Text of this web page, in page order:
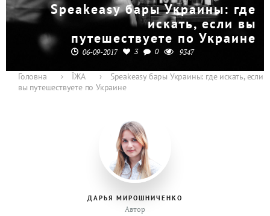
Speakeasy бары Украины: где
искать, если вы
путешествуете по Украине
06-09-2017 3 0 9347
Головна › ЇЖА ›
Speakeasy бары Украины: где искать, если
вы путешествуете по Украине
ДАРЬЯ МИРОШНИЧЕНКО
Автор